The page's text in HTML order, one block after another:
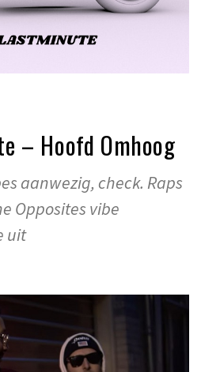
– Hoofd Omhoog
aanwezig, check. Raps
Opposites vibe
uit